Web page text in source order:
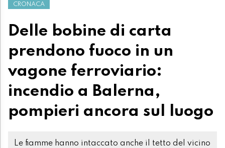
CRONACA
Delle bobine di carta
prendono fuoco in un
vagone ferroviario:
incendio a Balerna,
pompieri ancora sul luogo
Le fiamme hanno intaccato anche il tetto del vicino